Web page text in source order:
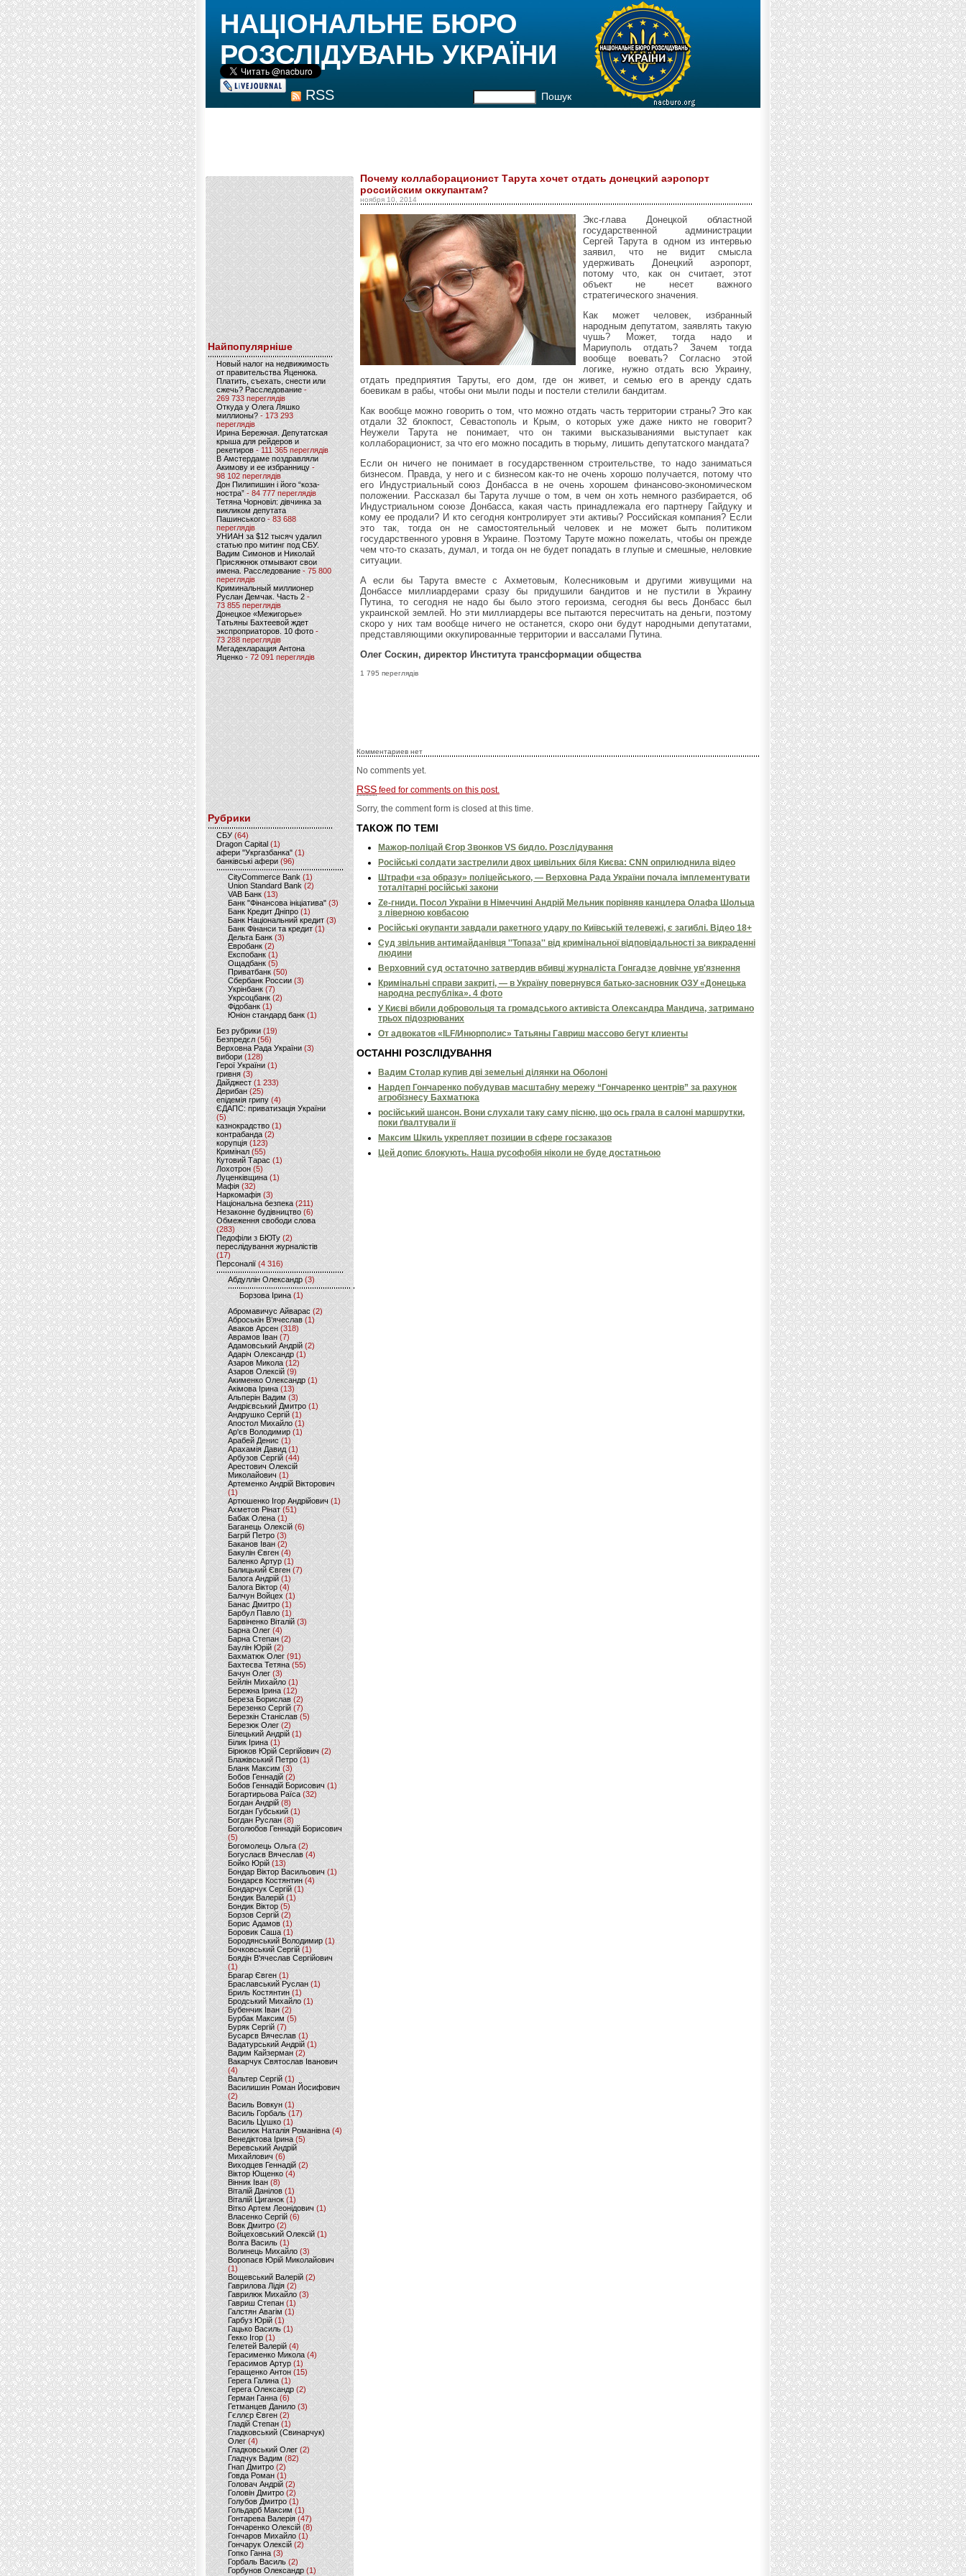
RSS Пошук
НАЦІОНАЛЬНЕ БЮРО
РОЗСЛІДУВАНЬ УКРАЇНИ
Найпопулярніше
Новый налог на недвижимость
от правительства Яценюка.
Платить, съехать, снести или
сжечь? Расследование-
269 733 переглядів
Откуда у Олега Ляшко
миллионы? - 173 293
переглядів
Ирина Бережная. Депутатская
крыша для рейдеров и
рекетиров - 111 365 переглядів
В Амстердаме поздравляли
Акимову и ее избранницу -
98 102 переглядів
Дон Пилипишин і його “коза-
ностра” - 84 777 переглядів
Тетяна Чорновіл: дівчинка за
викликом депутата
Пашинського- 83 688
переглядів
УНИАН за $12 тысяч удалил
статью про митинг под СБУ.
Вадим Симонов и Николай
Присяжнюк отмывают свои
имена. Расследование - 75 800
переглядів
Криминальный миллионер
Руслан Демчак. Часть 2-
73 855 переглядів
Донецкое «Межигорье»
Татьяны Бахтеевой ждет
экспроприаторов. 10 фото -
73 288 переглядів
Мегадекларация Антона
Яценко - 72 091 переглядів
Рубрики
CБУ (64)
Dragon Capital (1)
афери "Укргазбанка" (1)
банківські афери (96)
CityCommerce Bank (1)
Union Standard Bank (2)
VAB Банк (13)
Банк "Фінансова ініціатива" (3)
Банк Кредит Дніпро (1)
Банк Національний кредит (3)
Банк Фінанси та кредит (1)
Дельта Банк (3)
Евробанк(2)
Експобанк (1)
Ощадбанк(5)
Приватбанк (50)
Сбербанк России (3)
Укрінбанк(7)
Укрсоцбанк (2)
Фідобанк (1)
Юніон стандард банк(1)
Без рубрики (19)
Безпредєл(56)
Верховна Рада України (3)
вибори(128)
Герої України(1)
гривня (3)
Дайджест (1 233)
Дерибан (25)
епідемія грипу (4)
ЄДАПС: приватизація України
(5)
казнокрадство (1)
контрабанда (2)
корупція (123)
Кримінал (55)
Кутовий Тарас (1)
Лохотрон(5)
Луценківщина (1)
Мафія (32)
Наркомафія (3)
Національна безпека (211)
Незаконне будівництво(6)
Обмеження свободи слова
(283)
Педофіли з БЮТу (2)
переслідування журналістів
(17)
Персоналії (4 316)
Абдуллін Олександр (3)
Борзова Ірина(1)
Абромавичус Айварас (2)
Аброськін В’ячеслав(1)
Аваков Арсен (318)
Аврамов Іван (7)
Адамовський Андрій(2)
Адаріч Олександр (1)
Азаров Микола (12)
Азаров Олексій (9)
Акименко Олександр(1)
Акімова Ірина(13)
Альперін Вадим (3)
Андрієвський Дмитро(1)
Андрушко Сергій(1)
Апостол Михайло(1)
Ар'єв Володимир (1)
Арабей Денис(1)
Арахамія Давид (1)
Арбузов Сергій (44)
Арестович Олексій
Миколайович(1)
Артеменко Андрій Вікторович
(1)
Артюшенко Ігор Андрійович(1)
Ахметов Рінат(51)
Бабак Олена(1)
Баганець Олексій(6)
Багрій Петро (3)
Баканов Іван(2)
Бакулін Євген (4)
Баленко Артур(1)
Балицький Євген(7)
Балога Андрій (1)
Балога Віктор (4)
Балчун Войцех (1)
Банас Дмитро (1)
Барбул Павло(1)
Барвіненко Віталій(3)
Барна Олег (4)
Барна Степан (2)
Баулін Юрій (2)
Бахматюк Олег (91)
Бахтеєва Тетяна(55)
Бачун Олег (3)
Бейлін Михайло (1)
Бережна Ірина(12)
Береза Борислав(2)
Березенко Сергій (7)
Березкін Станіслав (5)
Березюк Олег(2)
Білецький Андрій (1)
Білик Ірина (1)
Бірюков Юрій Сергійович (2)
Блажівський Петро (1)
Бланк Максим(3)
Бобов Геннадій (2)
Бобов Геннадій Борисович (1)
Богартирьова Раїса (32)
Богдан Андрій(8)
Богдан Губський (1)
Богдан Руслан(8)
Боголюбов Геннадій Борисович
(5)
Богомолець Ольга (2)
Богуслаєв Вячеслав (4)
Бойко Юрій (13)
Бондар Віктор Васильович (1)
Бондарєв Костянтин (4)
Бондарчук Сергій(1)
Бондик Валерій (1)
Бондик Віктор(5)
Борзов Сергiй (2)
Борис Адамов(1)
Боровик Саша (1)
Бородянський Володимир (1)
Бочковський Сергій (1)
Боядін В'ячеслав Сергійович
(1)
Брагар Євген (1)
Браславський Руслан (1)
Бриль Костянтин (1)
Бродський Михайло (1)
Бубенчик Іван(2)
Бурбак Максим (5)
Буряк Сергій (7)
Бусарєв Вячеслав (1)
Вадатурський Андрій (1)
Вадим Кайзерман (2)
Вакарчук Святослав Іванович
(4)
Вальтер Сергій (1)
Василишин Роман Йосифович
(2)
Василь Вовкун (1)
Василь Горбаль (17)
Василь Цушко (1)
Василюк Наталія Романівна (4)
Венедіктова Ірина(5)
Веревський Андрій
Михайлович (6)
Виходцев Геннадій (2)
Віктор Ющенко (4)
Вінник Іван (8)
Віталій Данілов (1)
Віталій Циганок (1)
Вітко Артем Леонідович(1)
Власенко Сергій (6)
Вовк Дмитро(2)
Войцеховський Олексій(1)
Волга Василь (1)
Волинець Михайло (3)
Воропаєв Юрій Миколайович
(1)
Вощевський Валерій(2)
Гаврилова Лідія (2)
Гаврилюк Михайло (3)
Гавриш Степан (1)
Галстян Авагім (1)
Гарбуз Юрій (1)
Гацько Василь (1)
Гекко Ігор(1)
Гелетей Валерій (4)
Герасименко Микола (4)
Герасимов Артур (1)
Геращенко Антон(15)
Герега Галина (1)
Герега Олександр (2)
Герман Ганна (6)
Гетманцев Данило (3)
Гєллєр Євген (2)
Гладій Степан(1)
Гладковський (Свинарчук)
Олег (4)
Гладковський Олег (2)
Гладчук Вадим (82)
Гнап Дмитро (2)
Говда Роман(1)
Головач Андрій (2)
Головін Дмитро (2)
Голубов Дмитро (1)
Гольдарб Максим(1)
Гонтарева Валерія (47)
Гончаренко Олексій(8)
Гончаров Михайло (1)
Гончарук Олексій (2)
Гопко Ганна (3)
Горбаль Василь (2)
Горбунов Олександр (1)
Почему коллаборационист Тарута хочет отдать донецкий аэропорт
российским оккупантам?
ноября 10, 2014
Экс-глава Донецкой областной
государственной администрации
Сергей Тарута в одном из интервью
заявил, что не видит смысла
удерживать Донецкий аэропорт,
потому что, как он считает, этот
объект не несет важного
стратегического значения.
Как может человек, избранный
народным депутатом, заявлять такую
чушь? Может, тогда надо и
Мариуполь отдать? Зачем тогда
вообще воевать? Согласно этой
логике, нужно отдать всю Украину,
отдать предприятия Таруты, его дом, где он живет, и семью его в аренду сдать
боевикам в рабы, чтобы они мыли поды и постели стелили бандитам.
Как вообще можно говорить о том, что можно отдать часть территории страны? Это как
отдали 32 блокпост, Севастополь и Крым, о которых уже даже никто не говорит?
Неужели Тарута не понимает, что он такими высказываниями выступает как
коллаборационист, за что его можно посадить в тюрьму, лишить депутатского мандата?
Если он ничего не понимает в государственном строительстве, то надо заниматься
бизнесом. Правда, у него и с бизнесом как-то не очень хорошо получается, потому что
его Индустриальный союз Донбасса в не очень хорошем финансово-экономическом
положении. Рассказал бы Тарута лучше о том, в чем он хоть немного разбирается, об
Индустриальном союзе Донбасса, какая часть принадлежала его партнеру Гайдуку и
кому ее продали? И кто сегодня контролирует эти активы? Российская компания? Если
это так, тогда он не самостоятельный человек и не может быть политиком
государственного уровня в Украине. Поэтому Таруте можно пожелать, чтобы он прежде
чем что-то сказать, думал, и тогда он не будет попадать в глупые и смешные, неловкие
ситуации.
А если бы Тарута вместе с Ахметовым, Колесниковым и другими живущими на
Донбассе миллиардерами сразу бы придушили бандитов и не пустили в Украину
Путина, то сегодня не надо бы было этого героизма, сегодня бы весь Донбасс был
украинской землей. Но эти миллиардеры все пытаются пересчитать на деньги, поэтому
скоро у них там вообще ничего не останется, скоро они будут народными депутатами,
представляющими оккупированные территории и вассалами Путина.
Олег Соскин, директор Института трансформации общества
1 795 переглядів
Комментариев нет
No comments yet.
RSS feed for comments on this post.
Sorry, the comment form is closed at this time.
ТАКОЖ ПО ТЕМІ
Мажор-поліцай Єгор Звонков VS бидло. Розслідування
Російські солдати застрелили двох цивільних біля Києва: CNN оприлюднила відео
Штрафи «за образу» поліцейського, — Верховна Рада України почала імплементувати
тоталітарні російські закони
Ze-гниди. Посол України в Німеччині Андрій Мельник порівняв канцлера Олафа Шольца
з ліверною ковбасою
Російські окупанти завдали ракетного удару по Київській телевежі, є загиблі. Відео 18+
Суд звільнив антимайданівця ''Топаза'' від кримінальної відповідальності за викраденні
людини
Верховний суд остаточно затвердив вбивці журналіста Гонгадзе довічне ув'язнення
Кримінальні справи закриті, — в Україну повернувся батько-засновник ОЗУ «Донецька
народна республіка». 4 фото
У Києві вбили добровольця та громадського активіста Олександра Мандича, затримано
трьох підозрюваних
От адвокатов «ILF/Инюрполис» Татьяны Гавриш массово бегут клиенты
ОСТАННІ РОЗСЛІДУВАННЯ
Вадим Столар купив дві земельні ділянки на Оболоні
Нардеп Гончаренко побудував масштабну мережу “Гончаренко центрів” за рахунок
агробізнесу Бахматюка
російський шансон. Вони слухали таку саму пісню, що ось грала в салоні маршрутки,
поки ґвалтували її
Максим Шкиль укрепляет позиции в сфере госзаказов
Цей допис блокують. Наша русофобія ніколи не буде достатньою